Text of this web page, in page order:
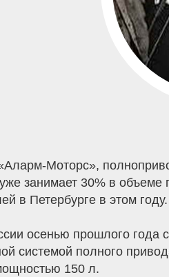
Моторс»,
занимает 30% в
в Петербурге в этом году.
осенью прошлого года
системой полного
150 л.